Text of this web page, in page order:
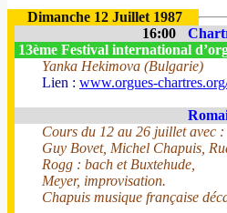
Dimanche 12 Juillet 1987
16:00
13ème Festival international
Yanka Hekimova (Bulgarie)
Lien : www.orgues-
Cours du 12 au 26 juillet avec :
Guy Bovet, Michel Chapuis,
Rogg : bach et Buxtehude,
Meyer, improvisation.
Chapuis musique française